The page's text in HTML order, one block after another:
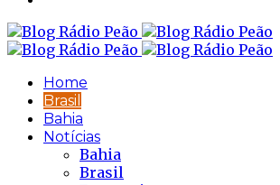
Home
Brasil
Bahia
Notícias
Bahia
Brasil